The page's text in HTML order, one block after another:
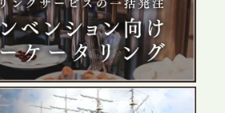
案内｜ケータリングのセカンド
橋支社を設立。再開発やオフィス
アの企業ニーズに応え、高品質
ベント・懇親会をサポート